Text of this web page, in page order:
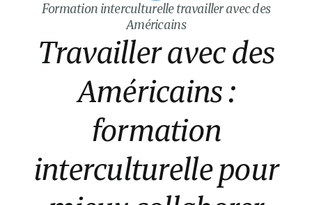
Formation interculturelle travailler avec des
Américains
Travailler avec des
Américains :
formation
interculturelle pour